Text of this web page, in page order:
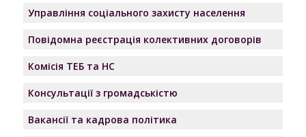
Управління соціального захисту населення
Повідомна реєстрація колективних договорів
Комісія ТЕБ та НС
Консультації з громадськістю
Вакансії та кадрова політика